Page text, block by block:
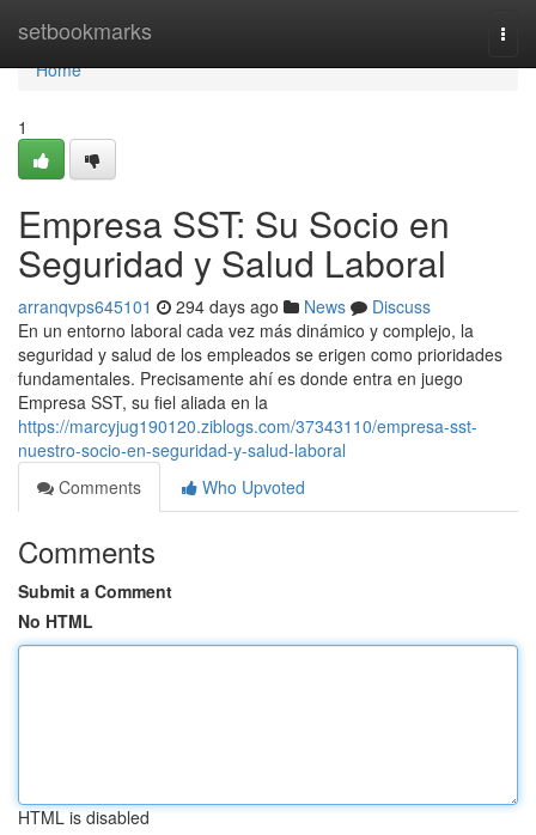
setbookmarks
Home
Home
1
Empresa SST: Su Socio en
Seguridad y Salud Laboral
arranqvps645101 294 days ago News
Discuss
En un entorno laboral cada vez más dinámico y complejo, la
seguridad y salud de los empleados se erigen como prioridades
fundamentales. Precisamente ahí es donde entra en juego
Empresa SST, su fiel aliada en la
https://marcyjug190120.ziblogs.com/37343110/empresa-sst-
nuestro-socio-en-seguridad-y-salud-laboral
Comments
Who Upvoted
Comments
Submit a Comment
No HTML
HTML is disabled